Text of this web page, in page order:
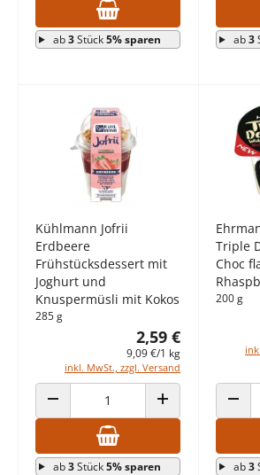
ab3Stück5% sparen ab3
Kühlmann Jofrii
Erdbeere
Frühstücksdessert mit
Joghurt und
Knuspermüsli mit Kokos
285 g
2,59 €
9,09 €/1 kg
inkl. MwSt., zzgl. Versand
ANZAHL VERRINGERN ANZAHL ERHÖHEN
ab3Stück5% sparen
Triple
Choc
200 g
ab3